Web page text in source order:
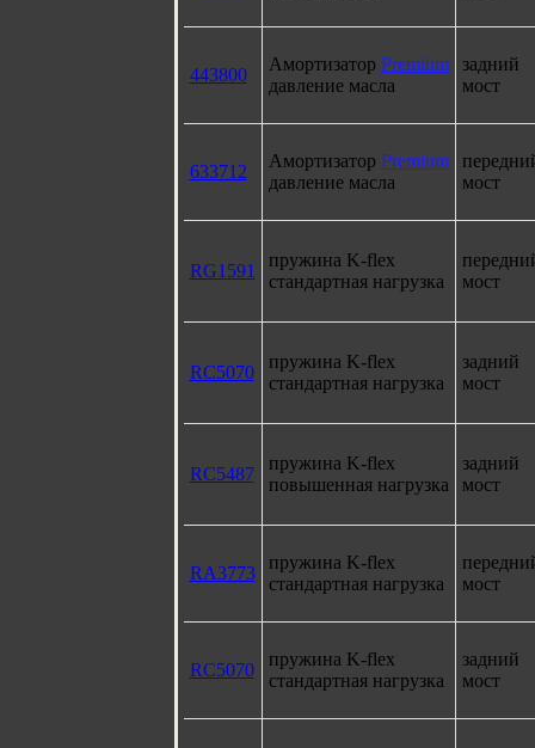
443800
Амортизатор Premium
давление масла
задний
мост
633712
Амортизатор Premium
давление масла
мост
RG1591
пружина K-flex
стандартная нагрузка
мост
RC5070
пружина K-flex
стандартная нагрузка
задний
мост
RC5487
пружина K-flex
повышенная нагрузка
задний
мост
RA3773
пружина K-flex
стандартная нагрузка
мост
RC5070
пружина K-flex
стандартная нагрузка
задний
мост